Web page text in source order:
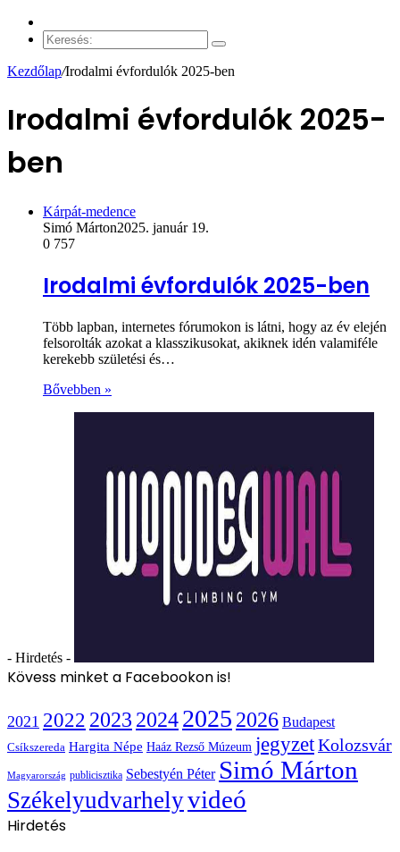
cikk
Keresés:
Kezdőlap/Irodalmi évfordulók 2025-ben
Irodalmi évfordulók 2025-
ben
Kárpát-medence
Simó Márton2025. január 19.
0 757
Irodalmi évfordulók 2025-ben
Több lapban, internetes fórumokon is látni, hogy az év elején
felsorolták azokat a klasszikusokat, akiknek idén valamiféle
kerekebb születési és…
Bővebben »
- Hirdetés -
Kövess minket a Facebookon is!
2021 2022 2023 20242025 2026 Budapest
Csíkszereda Hargita Népe Haáz Rezső Múzeum jegyzetKolozsvár
Magyarország publicisztika Sebestyén Péter Simó Márton
Székelyudvarhelyvideó
Hirdetés